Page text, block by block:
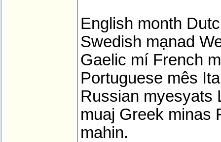
English month
Swedish mạnad
Gaelic mí French
Portuguese mês
Russian myesyats
muaj Greek minas
mahin.